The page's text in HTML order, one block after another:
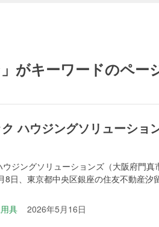
がキーワードのペー
ハウジングソリューショ
ジングソリューションズ（大阪府門
8日、東京都中央区銀座の住友不動産
具
2026年5月16日